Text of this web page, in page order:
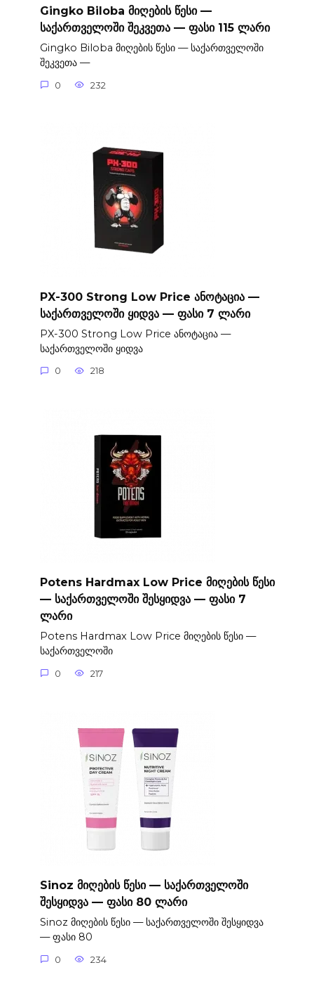
Gingko Biloba მიღების წესი —
საქართველოში შეკვეთა — ფასი 115 ლარი
Gingko Biloba მიღების წესი — საქართველოში
შეკვეთა —
0 232
PX-300 Strong Low Price ანოტაცია —
საქართველოში ყიდვა — ფასი 7 ლარი
PX-300 Strong Low Price ანოტაცია —
საქართველოში ყიდვა
0 218
Potens Hardmax Low Price მიღების წესი
— საქართველოში შესყიდვა — ფასი 7
ლარი
Potens Hardmax Low Price მიღების წესი —
საქართველოში
0 217
Sinoz მიღების წესი — საქართველოში
შესყიდვა — ფასი 80 ლარი
Sinoz მიღების წესი — საქართველოში შესყიდვა
— ფასი 80
0 234